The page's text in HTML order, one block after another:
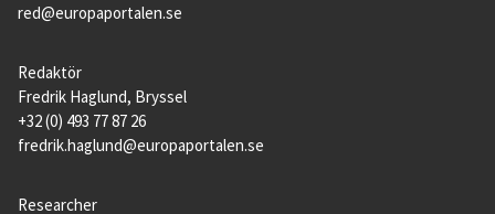
red@europaportalen.se
Redaktör
Fredrik Haglund, Bryssel
+32 (0) 493 77 87 26
fredrik.haglund@europaportalen.se
Researcher